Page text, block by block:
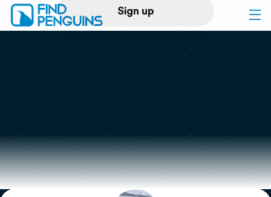
Sign up
Log in
Print a book
Flyover video
Explore